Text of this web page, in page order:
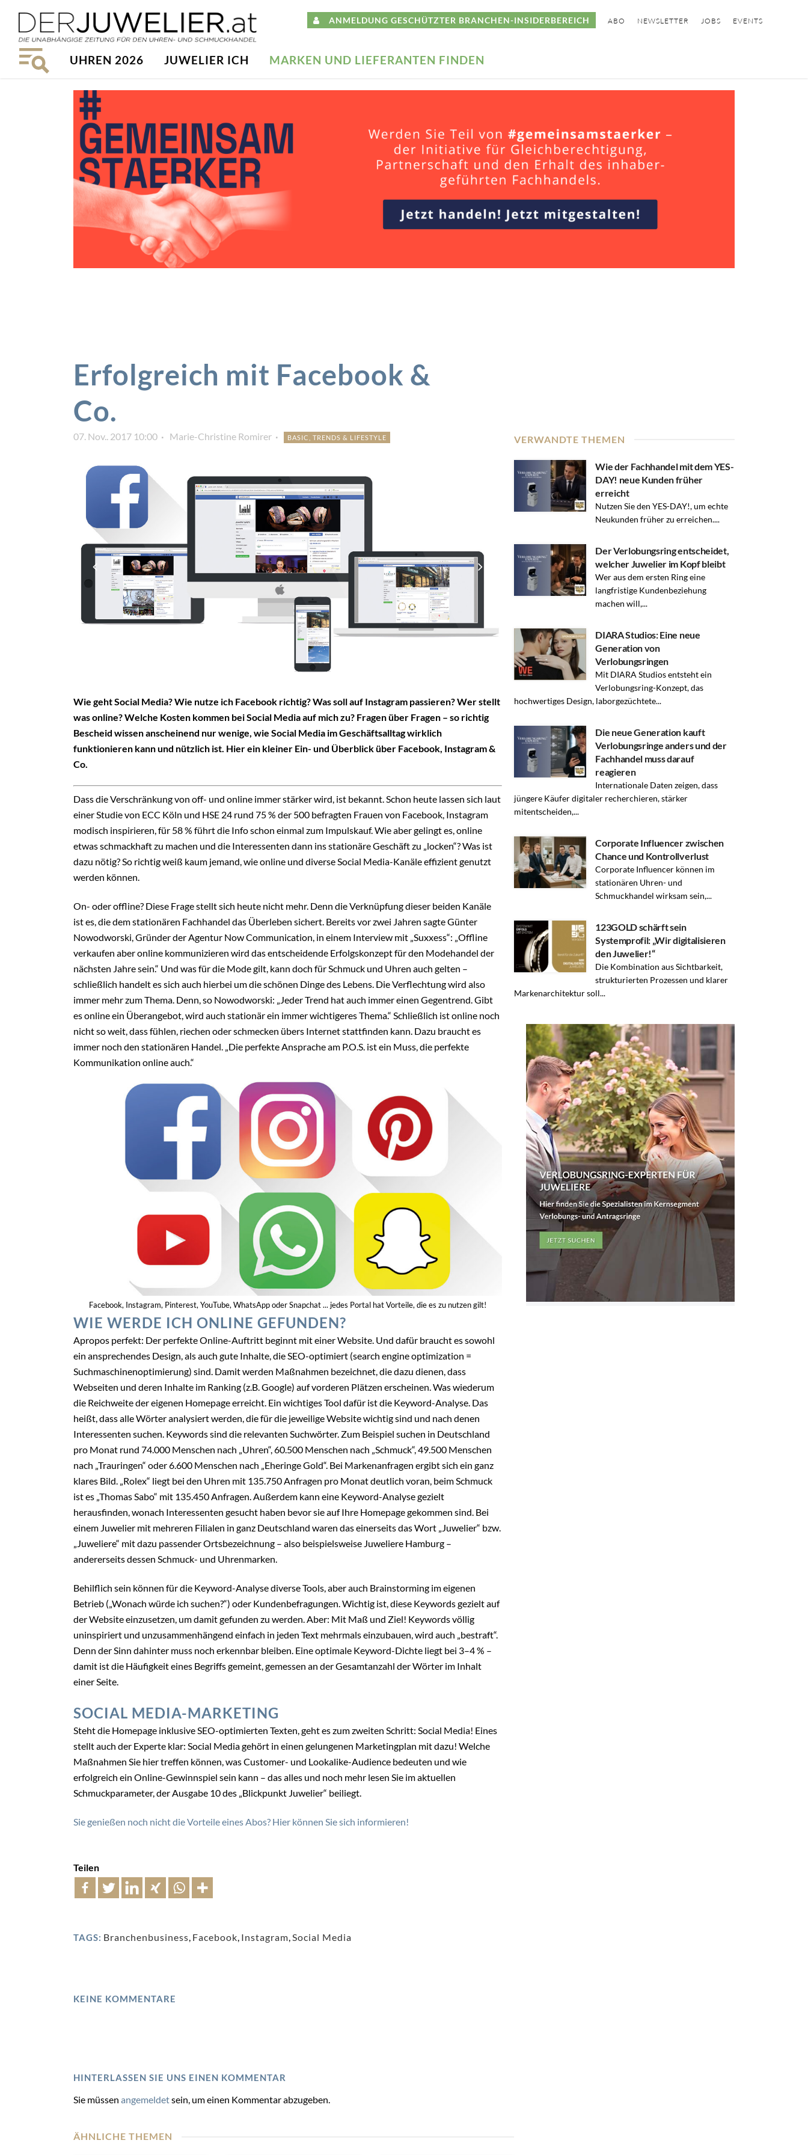
ANMELDUNG GESCHÜTZTER BRANCHEN-INSIDERBEREICH ABO NEWSLETTER JOBS EVENTS
UHREN 2026 JUWELIER ICH MARKEN UND LIEFERANTEN FINDEN
Erfolgreich mit Facebook &
Co.
07. Nov.. 2017 10:00 Marie-Christine Romirer BASIC, TRENDS & LIFESTYLE
Wie geht Social Media? Wie nutze ich Facebook richtig? Was soll auf Instagram passieren? Wer stellt
was online? Welche Kosten kommen bei Social Media auf mich zu? Fragen über Fragen – so richtig
Bescheid wissen anscheinend nur wenige, wie Social Media im Geschäftsalltag wirklich
funktionieren kann und nützlich ist. Hier ein kleiner Ein- und Überblick über Facebook, Instagram &
Co.
Dass die Verschränkung von off- und online immer stärker wird, ist bekannt. Schon heute lassen sich laut
einer Studie von ECC Köln und HSE 24 rund 75 % der 500 befragten Frauen von Facebook, Instagram
modisch inspirieren, für 58 % führt die Info schon einmal zum Impulskauf. Wie aber gelingt es, online
etwas schmackhaft zu machen und die Interessenten dann ins stationäre Geschäft zu „locken“? Was ist
dazu nötig? So richtig weiß kaum jemand, wie online und diverse Social Media-Kanäle effizient genutzt
werden können.
On- oder offline? Diese Frage stellt sich heute nicht mehr. Denn die Verknüpfung dieser beiden Kanäle
ist es, die dem stationären Fachhandel das Überleben sichert. Bereits vor zwei Jahren sagte Günter
Nowodworski, Gründer der Agentur Now Communication, in einem Interview mit „Suxxess“: „Offline
verkaufen aber online kommunizieren wird das entscheidende Erfolgskonzept für den Modehandel der
nächsten Jahre sein.“ Und was für die Mode gilt, kann doch für Schmuck und Uhren auch gelten –
schließlich handelt es sich auch hierbei um die schönen Dinge des Lebens. Die Verflechtung wird also
immer mehr zum Thema. Denn, so Nowodworski: „Jeder Trend hat auch immer einen Gegentrend. Gibt
es online ein Überangebot, wird auch stationär ein immer wichtigeres Thema.“ Schließlich ist online noch
nicht so weit, dass fühlen, riechen oder schmecken übers Internet stattfinden kann. Dazu braucht es
immer noch den stationären Handel. „Die perfekte Ansprache am P.O.S. ist ein Muss, die perfekte
Kommunikation online auch.“
Facebook, Instagram, Pinterest, YouTube, WhatsApp oder Snapchat ... jedes Portal hat Vorteile, die es zu nutzen gilt!
WIE WERDE ICH ONLINE GEFUNDEN?
Apropos perfekt: Der perfekte Online-Auftritt beginnt mit einer Website. Und dafür braucht es sowohl
ein ansprechendes Design, als auch gute Inhalte, die SEO-optimiert (search engine optimization =
Suchmaschinenoptimierung) sind. Damit werden Maßnahmen bezeichnet, die dazu dienen, dass
Webseiten und deren Inhalte im Ranking (z.B. Google) auf vorderen Plätzen erscheinen. Was wiederum
die Reichweite der eigenen Homepage erreicht. Ein wichtiges Tool dafür ist die Keyword-Analyse. Das
heißt, dass alle Wörter analysiert werden, die für die jeweilige Website wichtig sind und nach denen
Interessenten suchen. Keywords sind die relevanten Suchwörter. Zum Beispiel suchen in Deutschland
pro Monat rund 74.000 Menschen nach „Uhren“, 60.500 Menschen nach „Schmuck“, 49.500 Menschen
nach „Trauringen“ oder 6.600 Menschen nach „Eheringe Gold“. Bei Markenanfragen ergibt sich ein ganz
klares Bild. „Rolex“ liegt bei den Uhren mit 135.750 Anfragen pro Monat deutlich voran, beim Schmuck
ist es „Thomas Sabo“ mit 135.450 Anfragen. Außerdem kann eine Keyword-Analyse gezielt
herausfinden, wonach Interessenten gesucht haben bevor sie auf Ihre Homepage gekommen sind. Bei
einem Juwelier mit mehreren Filialen in ganz Deutschland waren das einerseits das Wort „Juwelier“ bzw.
„Juweliere“ mit dazu passender Ortsbezeichnung – also beispielsweise Juweliere Hamburg –
andererseits dessen Schmuck- und Uhrenmarken.
Behilflich sein können für die Keyword-Analyse diverse Tools, aber auch Brainstorming im eigenen
Betrieb („Wonach würde ich suchen?“) oder Kundenbefragungen. Wichtig ist, diese Keywords gezielt auf
der Website einzusetzen, um damit gefunden zu werden. Aber: Mit Maß und Ziel! Keywords völlig
uninspiriert und unzusammenhängend einfach in jeden Text mehrmals einzubauen, wird auch „bestraft“.
Denn der Sinn dahinter muss noch erkennbar bleiben. Eine optimale Keyword-Dichte liegt bei 3–4 % –
damit ist die Häufigkeit eines Begriffs gemeint, gemessen an der Gesamtanzahl der Wörter im Inhalt
einer Seite.
SOCIAL MEDIA-MARKETING
Steht die Homepage inklusive SEO-optimierten Texten, geht es zum zweiten Schritt: Social Media! Eines
stellt auch der Experte klar: Social Media gehört in einen gelungenen Marketingplan mit dazu! Welche
Maßnahmen Sie hier treffen können, was Customer- und Lookalike-Audience bedeuten und wie
erfolgreich ein Online-Gewinnspiel sein kann – das alles und noch mehr lesen Sie im aktuellen
Schmuckparameter, der Ausgabe 10 des „Blickpunkt Juwelier“ beiliegt.
Sie genießen noch nicht die Vorteile eines Abos? Hier können Sie sich informieren!
Teilen
TAGS: Branchenbusiness, Facebook, Instagram,Social Media
KEINE KOMMENTARE
HINTERLASSEN SIE UNS EINEN KOMMENTAR
Sie müssen angemeldetsein, um einen Kommentar abzugeben.
VERWANDTE THEMEN
Wie der Fachhandel mit dem YES-
DAY! neue Kunden früher
erreicht
Nutzen Sie den YES-DAY!, um echte
Neukunden früher zu erreichen....
Der Verlobungsring entscheidet,
welcher Juwelier im Kopf bleibt
Wer aus dem ersten Ring eine
langfristige Kundenbeziehung
machen will,...
DIARA Studios: Eine neue
Generation von
Verlobungsringen
Mit DIARA Studios entsteht ein
Verlobungsring-Konzept, das
hochwertiges Design, laborgezüchtete...
Die neue Generation kauft
Verlobungsringe anders und der
Fachhandel muss darauf
reagieren
Internationale Daten zeigen, dass
jüngere Käufer digitaler recherchieren, stärker
mitentscheiden,...
Corporate Influencer zwischen
Chance und Kontrollverlust
Corporate Influencer können im
stationären Uhren- und
Schmuckhandel wirksam sein,...
123GOLD schärft sein
Systemprofil: „Wir digitalisieren
den Juwelier!“
Die Kombination aus Sichtbarkeit,
strukturierten Prozessen und klarer
Markenarchitektur soll...
ÄHNLICHE THEMEN